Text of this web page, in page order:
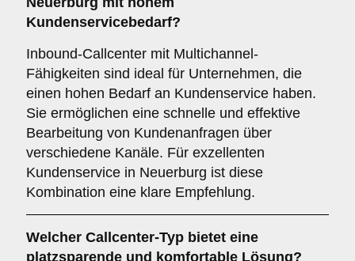
Kundenservicebedarf?
Inbound-Callcenter mit Multichannel-
Fähigkeiten sind ideal für Unternehmen, die
einen hohen Bedarf an Kundenservice haben.
Sie ermöglichen eine schnelle und effektive
Bearbeitung von Kundenanfragen über
verschiedene Kanäle. Für exzellenten
Kundenservice in Neuerburg ist diese
Kombination eine klare Empfehlung.
Welcher Callcenter-Typ bietet eine
platzsparende und komfortable Lösung?